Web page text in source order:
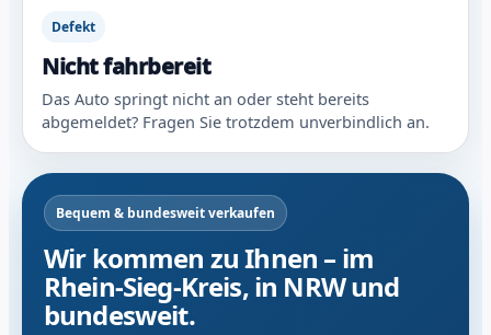
Defekt
Nicht fahrbereit
Das Auto springt nicht an oder steht bereits
abgemeldet? Fragen Sie trotzdem unverbindlich an.
Bequem & bundesweit verkaufen
Wir kommen zu Ihnen – im
Rhein-Sieg-Kreis, in NRW und
bundesweit.